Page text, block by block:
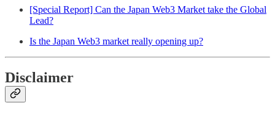
[Special Report] Can the Japan Web3 Market take the Global
Lead?
Is the Japan Web3 market really opening up?
Disclaimer